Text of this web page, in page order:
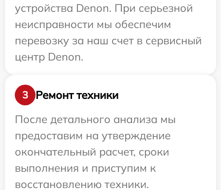
устройства Denon. При серьезной
неисправности мы обеспечим
перевозку за наш счет в сервисный
центр Denon.
3
Ремонт техники
После детального анализа мы
предоставим на утверждение
окончательный расчет, сроки
выполнения и приступим к
восстановлению техники.